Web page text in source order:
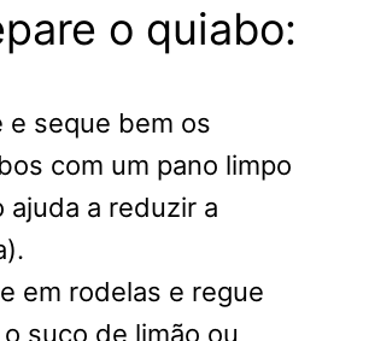
o quiabo:
e seque bem os
com um pano limpo
ajuda a reduzir a
em rodelas e regue
suco de limão ou